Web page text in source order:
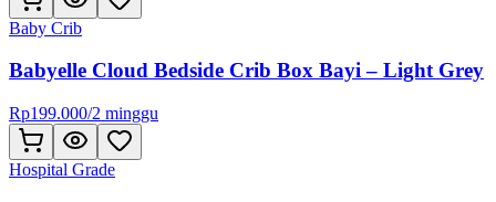
Baby Crib
Babyelle Cloud Bedside Crib Box Bayi – Light Grey
Rp199.000/2 minggu
Hospital Grade